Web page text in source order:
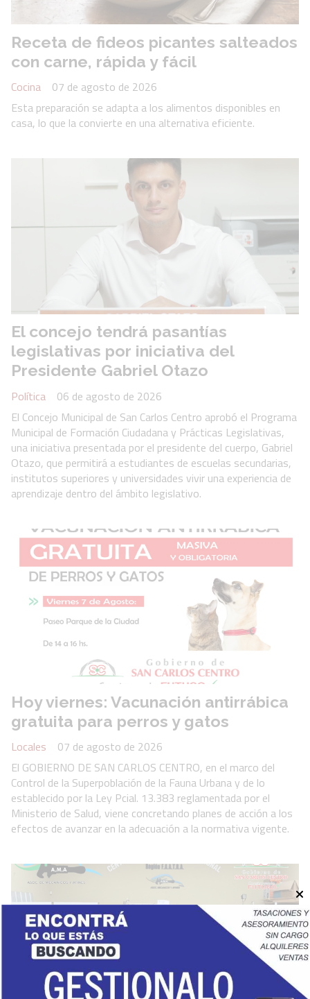
Receta de fideos picantes salteados
con carne, rápida y fácil
Cocina
07 de agosto de 2026
Esta preparación se adapta a los alimentos disponibles en
casa, lo que la convierte en una alternativa eficiente.
El concejo tendrá pasantías
legislativas por iniciativa del
Presidente Gabriel Otazo
Política
06 de agosto de 2026
El Concejo Municipal de San Carlos Centro aprobó el Programa
Municipal de Formación Ciudadana y Prácticas Legislativas,
una iniciativa presentada por el presidente del cuerpo, Gabriel
Otazo, que permitirá a estudiantes de escuelas secundarias,
institutos superiores y universidades vivir una experiencia de
aprendizaje dentro del ámbito legislativo.
Hoy viernes: Vacunación antirrábica
gratuita para perros y gatos
Locales
07 de agosto de 2026
El GOBIERNO DE SAN CARLOS CENTRO, en el marco del
Control de la Superpoblación de la Fauna Urbana y de lo
establecido por la Ley Pcial. 13.383 reglamentada por el
Ministerio de Salud, viene concretando planes de acción a los
efectos de avanzar en la adecuación a la normativa vigente.